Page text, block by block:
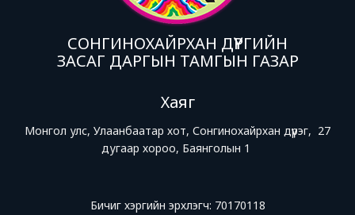
СОНГИНОХАЙРХАН ДҮҮРГИЙН
ЗАСАГ ДАРГЫН ТАМГЫН ГАЗАР
Хаяг
Монгол улс, Улаанбаатар хот, Сонгинохайрхан дүүрэг, 27
дугаар хороо, Баянголын 1
Бичиг хэргийн эрхлэгч: 70170118